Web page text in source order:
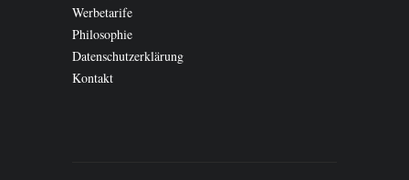
Werbetarife
Philosophie
Datenschutzerklärung
Kontakt